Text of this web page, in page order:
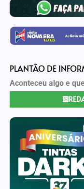
PLANTÃO DE
Aconteceu algo e